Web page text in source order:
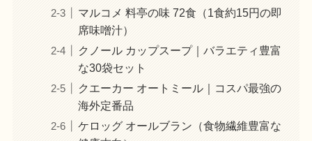
マルコメ 料亭の味 72食（1食約15円の即
席味噌汁）
クノール カップスープ｜バラエティ豊富
な30袋セット
クエーカー オートミール｜コスパ最強の
海外定番品
ケロッグ オールブラン（食物繊維豊富な